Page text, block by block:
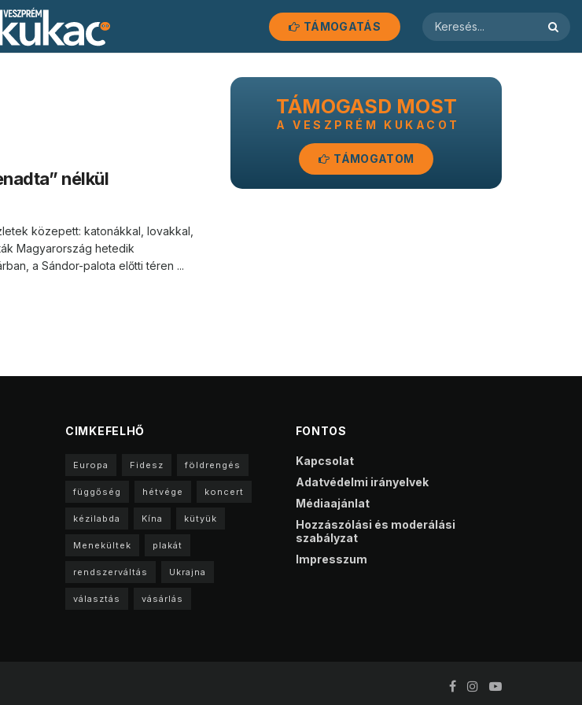
TÁMOGATÁS
nélkül
közepett: katonákkal, lovakkal,
Magyarország hetedik
a Sándor-palota előtti téren ...
TÁMOGASD MOST
A VESZPRÉM KUKACOT
TÁMOGATOM
CIMKEFELHŐ
Europa Fidesz földrengés
függőség hétvége koncert
kézilabda Kína kütyük
Menekültek plakát
rendszerváltás Ukrajna
választás vásárlás
FONTOS
Kapcsolat
Adatvédelmi irányelvek
Médiaajánlat
Hozzászólási és moderálási
szabályzat
Impresszum